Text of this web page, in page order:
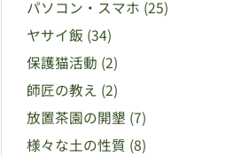
パソコン・スマホ (25)
ヤサイ飯 (34)
保護猫活動 (2)
師匠の教え (2)
放置茶園の開墾 (7)
様々な土の性質 (8)